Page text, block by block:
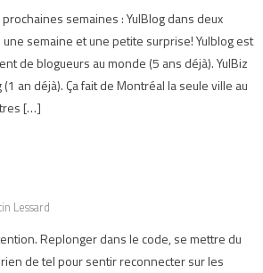
semaines : YulBlog dans deux
semaine et une petite surprise! Yulblog est
de blogueurs au monde (5 ans déjà). YulBiz
an déjà). Ça fait de Montréal la seule ville au
[…]
Lessard
Replonger dans le code, se mettre du
de tel pour sentir reconnecter sur les